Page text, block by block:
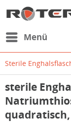
Menü
Sterile
sterile